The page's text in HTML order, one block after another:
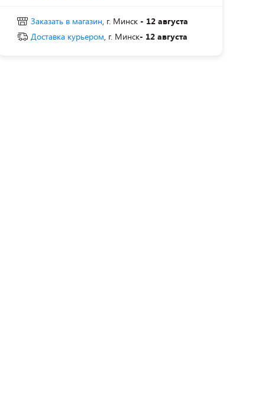
Заказать в магазин, г. Минск - 12 августа
Доставка курьером, г. Минск- 12 августа